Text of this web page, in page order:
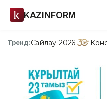
KAZINFORM
Тренд:Сайлау-2026